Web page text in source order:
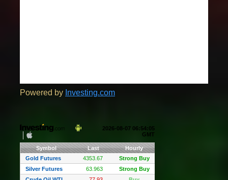
Powered by Investing.com